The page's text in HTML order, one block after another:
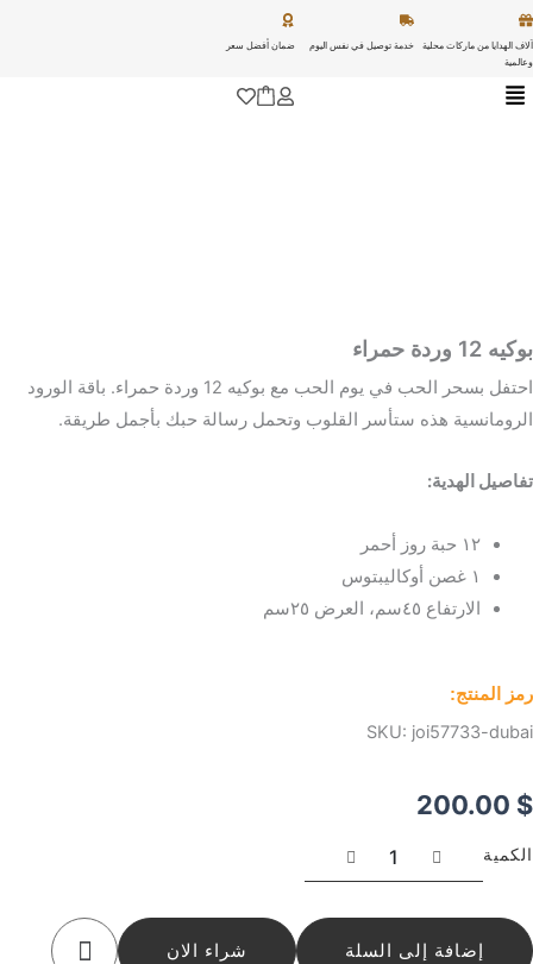
تخطي
إلى
آلاف الهدايا من ماركات محلية
وعالمية
خدمة توصيل في نفس اليوم ضمان أفضل سعر
بوكيه 12 وردة حمراء
احتفل بسحر الحب في يوم الحب مع بوكيه 12 وردة حمراء. باقة الورود
الرومانسية هذه ستأسر القلوب وتحمل رسالة حبك بأجمل طريقة.
تفاصيل الهدية:
١٢ حبة روز أحمر
١ غصن أوكاليبتوس
الارتفاع ٤٥سم، العرض ٢٥سم
رمز المنتج:
SKU: joi57733-dubai
200.00 $
الكمية
وردة
حمراء
إضافة إلى السلة شراء الان